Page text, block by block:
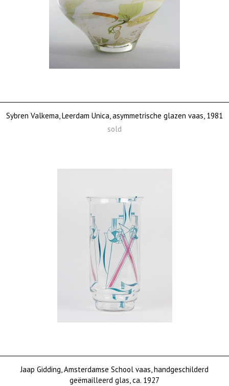
Sybren Valkema, Leerdam Unica, asymmetrische glazen vaas, 1981
sold
Jaap Gidding, Amsterdamse School vaas, handgeschilderd
geëmailleerd glas, ca. 1927